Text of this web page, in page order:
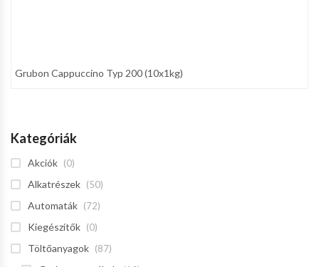
Grubon Cappuccino Typ 200 (10x1kg)
Kategóriák
Akciók (0)
Alkatrészek (50)
Automaták (72)
Kiegészítők (0)
Töltőanyagok (87)